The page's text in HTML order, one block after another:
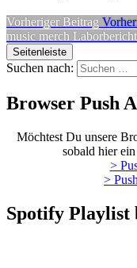
Vorheriger Beitrag
music merch
Seitenleiste
Suchen nach:
Browser Push
Möchtest Du unsere
sobald hier
>
>
Spotify